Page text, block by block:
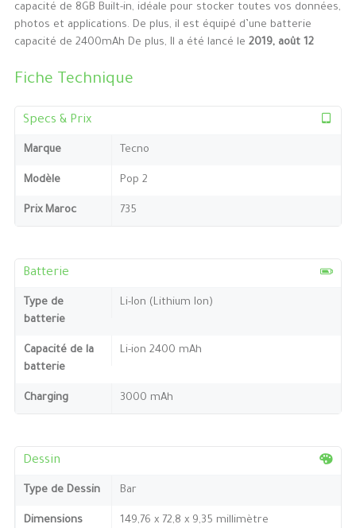
capacité de 8GB Built-in, idéale pour stocker toutes vos données,
photos et applications. De plus, il est équipé d’une batterie
capacité de 2400mAh De plus, Il a été lancé le 2019, août 12
Fiche Technique
Specs & Prix
Marque Tecno
Modèle Pop 2
Prix Maroc 735
Batterie
Type de
batterie
Li-Ion (Lithium Ion)
Capacité de la
batterie
Li-ion 2400 mAh
Charging 3000 mAh
Dessin
Type de Dessin Bar
Dimensions 149,76 x 72,8 x 9,35 millimètre